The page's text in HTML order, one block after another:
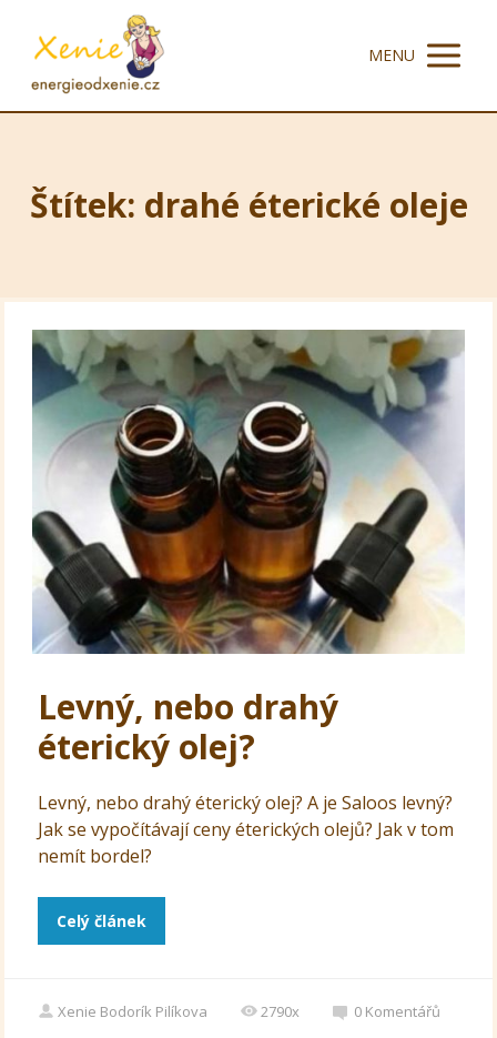
MENU
Štítek: drahé éterické oleje
Levný, nebo drahý
éterický olej?
Levný, nebo drahý éterický olej? A je Saloos levný?
Jak se vypočítávají ceny éterických olejů? Jak v tom
nemít bordel?
Celý článek
Xenie Bodorík Pilíkova 2790x 0 Komentářů